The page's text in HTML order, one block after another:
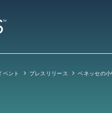
ベント プレスリリース